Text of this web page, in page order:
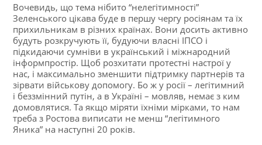
Вочевидь, що тема нібито “нелегітимності”
Зеленського цікава буде в першу чергу росіянам та їх
прихильникам в різних країнах. Вони досить активно
будуть розкручують її, будуючи власні ІПСО і
підкидаючи сумніви в український і міжнародний
інформпростір. Щоб розхитати протестні настрої у
нас, і максимально зменшити підтримку партнерів та
зірвати військову допомогу. Бо ж у росії – легітимний
і беззмінний путін, а в Україні – мовляв, немає з ким
домовлятися. Та якщо міряти їхніми мірками, то нам
треба з Ростова виписати не менш “легітимного
Яника” на наступні 20 років.